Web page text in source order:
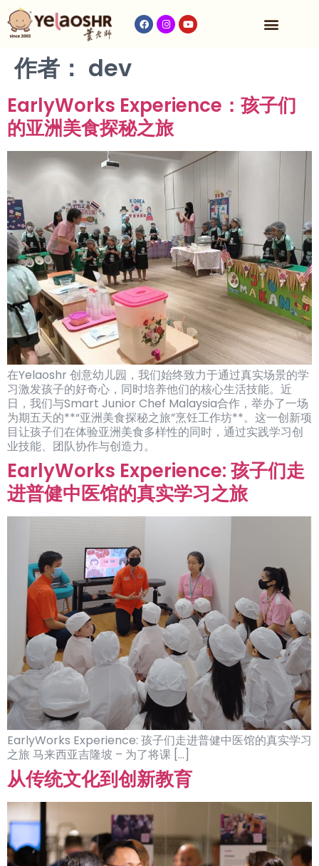
作者： dev
EarlyWorks Experience：孩子们
的亚洲美食探秘之旅
在Yelaoshr 创意幼儿园，我们始终致力于通过真实场景的学
习激发孩子的好奇心，同时培养他们的核心生活技能。近
日，我们与Smart Junior Chef Malaysia合作，举办了一场
为期五天的**“亚洲美食探秘之旅”烹饪工作坊**。这一创新项
目让孩子们在体验亚洲美食多样性的同时，通过实践学习创
业技能、团队协作与创造力。
EarlyWorks Experience: 孩子们走
进普健中医馆的真实学习之旅
EarlyWorks Experience: 孩子们走进普健中医馆的真实学习
之旅 马来西亚吉隆坡 – 为了将课 […]
从传统文化到创新教育